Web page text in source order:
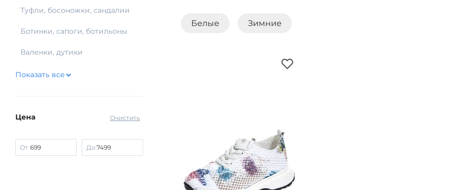
Туфли, босоножки, сандалии
Ботинки, сапоги, ботильоны
Валенки, дутики
Показать все
Очистить
Цена
От До
Белые Зимние